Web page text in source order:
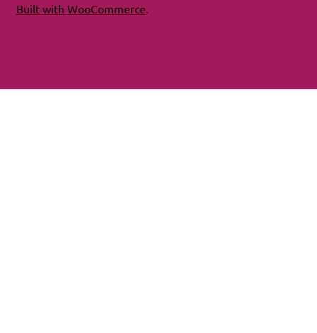
Built with WooCommerce